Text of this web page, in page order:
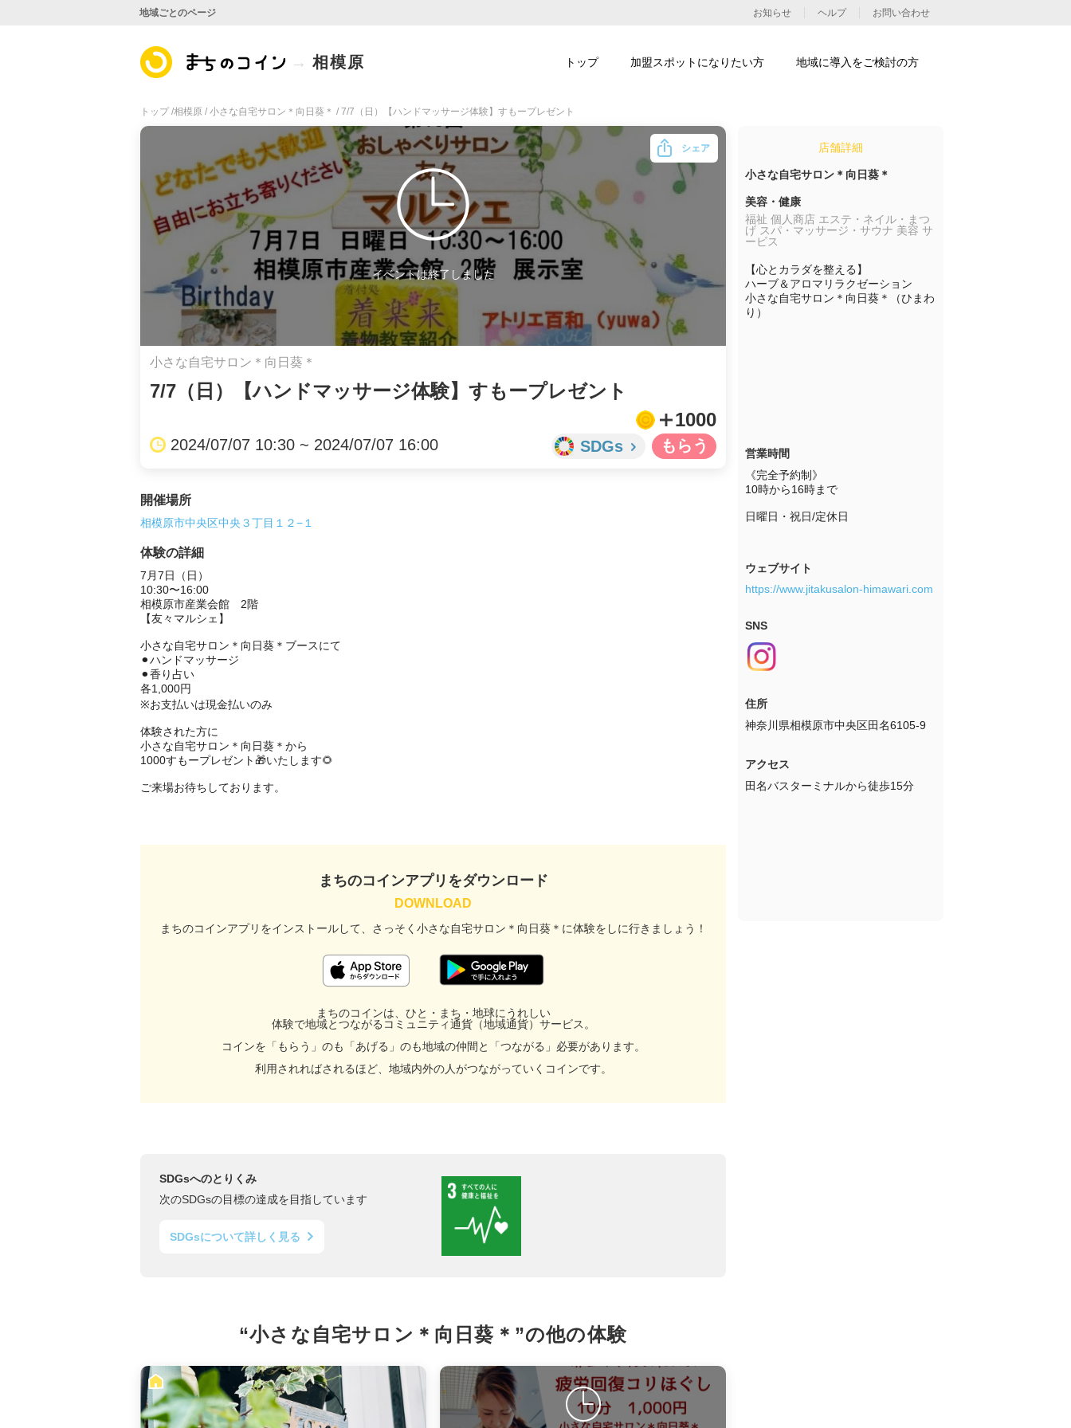
トップ /相模原 / 小さな自宅サロン＊向日葵＊ / 7/7（日）【ハンドマッサージ体験】すもープレゼント
イベントは終了しました
小さな自宅サロン＊向日葵＊
7/7（日）【ハンドマッサージ体験】すもープレゼント
1000
2024/07/07 10:30 ~ 2024/07/07 16:00 SDGs
シェア
facebook
URLをコピー
開催場所
相模原市中央区中央３丁目１２−１
体験の詳細
7月7日（日）
10:30〜16:00
相模原市産業会館　2階
【友々マルシェ】
小さな自宅サロン＊向日葵＊ブースにて
⚫︎ハンドマッサージ
⚫︎香り占い
各1,000円
※お支払いは現金払いのみ
体験された方に
小さな自宅サロン＊向日葵＊から
1000すもープレゼント🎁いたします🌻
ご来場お待ちしております。
まちのコインアプリをダウンロード
まちのコインアプリをインストールして、 さっそく小さな自宅サロン＊向日葵＊に体験をしに行きましょう！
まちのコインは、ひと・まち・地球にうれしい
体験で地域とつながるコミュニティ通貨（地域通貨）サービス。
コインを「もらう」のも「あげる」のも地域の仲間と「つながる」必要があります。
利用されればされるほど、地域内外の人がつながっていくコインです。
SDGsへのとりくみ
次のSDGsの目標の達成を目指しています
SDGsについて詳しく見る
“小さな自宅サロン＊向日葵＊”の他の体験
店舗詳細
小さな自宅サロン＊向日葵＊
美容・健康
福祉 個人商店 エステ・ネイル・まつ
げ スパ・マッサージ・サウナ 美容 サ
ービス
【心とカラダを整える】
ハーブ＆アロマリラクゼーション
小さな自宅サロン＊向日葵＊（ひまわ
り）
営業時間
《完全予約制》
10時から16時まで
日曜日・祝日/定休日
ウェブサイト
https://www.jitakusalon-himawari.com
SNS
住所
神奈川県相模原市中央区田名6105-9
アクセス
田名バスターミナルから徒歩15分
地域ごとのページ お知らせ ヘルプ お問い合わせ
トップ 加盟スポットになりたい方 地域に導入をご検討の方
相模原